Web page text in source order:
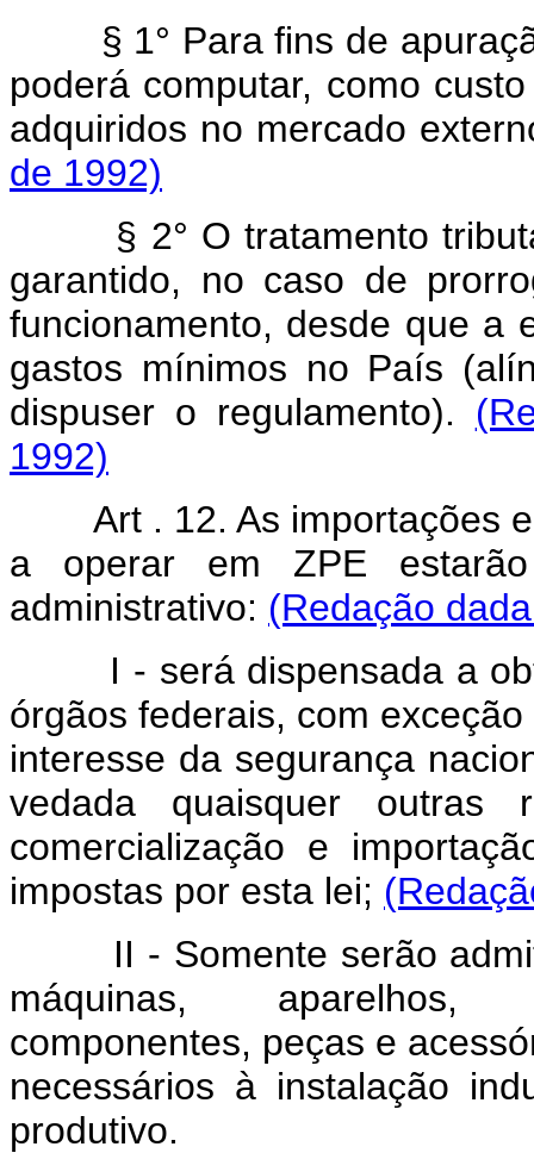
§ 1° Para fins de
poderá computar, como
adquiridos no mercado
de 1992)
§ 2° O tratamento
garantido, no caso de
funcionamento, desde que a
gastos mínimos no País
dispuser o regulamento).
1992)
Art . 12. As importações
a operar em ZPE
administrativo: (Redação
I - será dispensada a
órgãos federais, com
interesse da segurança
vedada quaisquer outras
comercialização e
impostas por esta lei;
II - Somente serão
máquinas, aparelhos,
componentes, peças e
necessários à instalação
produtivo.